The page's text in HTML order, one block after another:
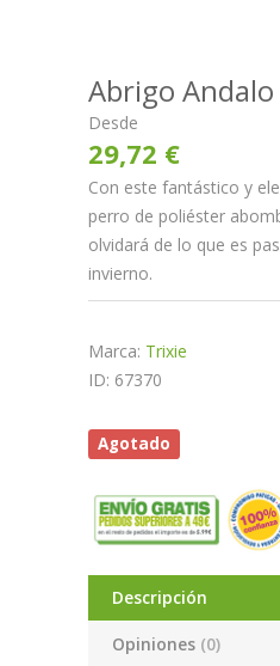
Abrigo
Desde
29,72 €
Con este fantástico y
perro de poliéster
olvidará de lo que es
invierno.
Marca: Trixie
ID: 67370
Agotado
Descripción
Opiniones (0)